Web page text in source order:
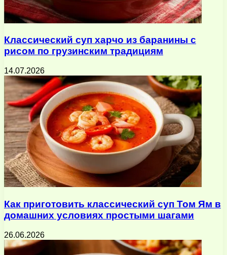
Классический суп харчо из баранины с
рисом по грузинским традициям
14.07.2026
Как приготовить классический суп Том Ям в
домашних условиях простыми шагами
26.06.2026